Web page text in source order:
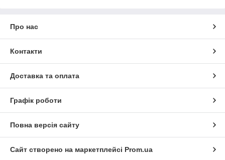
Про нас
Контакти
Доставка та оплата
Графік роботи
Повна версія сайту
Сайт створено на маркетплейсі Prom.ua